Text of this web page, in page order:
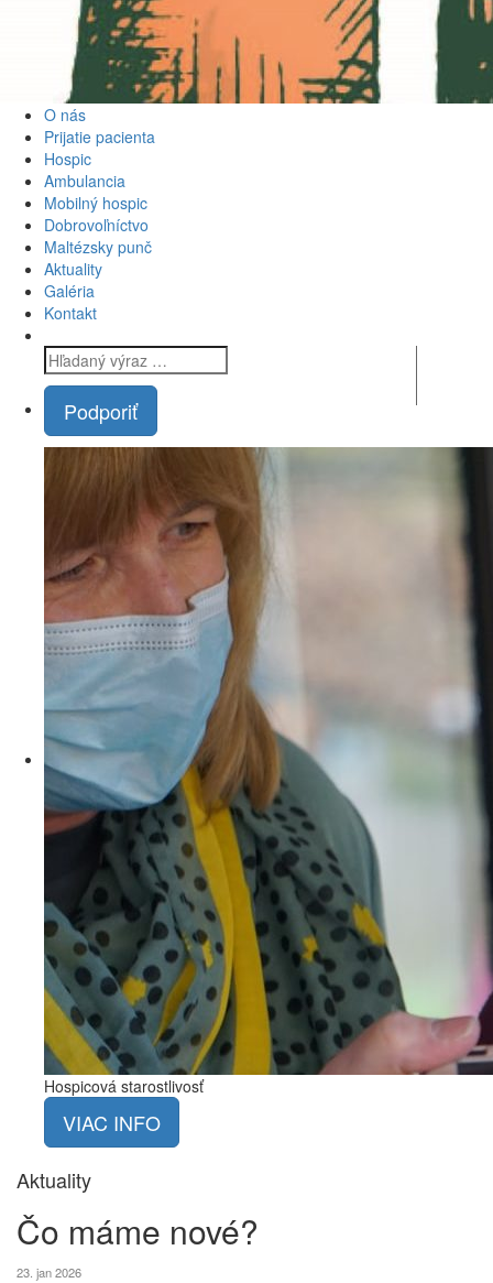
O nás
Prijatie pacienta
Hospic
Ambulancia
Mobilný hospic
Dobrovoľníctvo
Maltézsky punč
Aktuality
Galéria
Kontakt
Podporiť
Hospicová starostlivosť
VIAC INFO
Aktuality
Čo máme nové?
23. jan 2026